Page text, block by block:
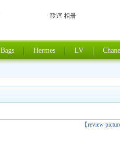
联谊 相册
Bags Hermes LV
【review
上一张